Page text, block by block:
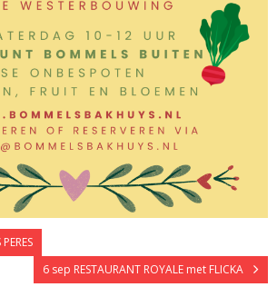
6 sep RESTAURANT ROYALE met FLICKA